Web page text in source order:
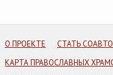
О ПРОЕКТЕ СТАТЬ
КАРТА ПРАВОСЛАВНЫХ